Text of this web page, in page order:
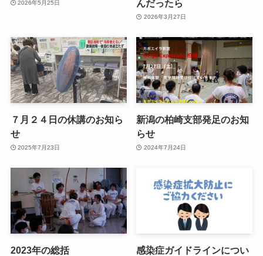
2026年5月25日 んだったら
2026年3月27日
７月２４日の休講のお知ら
せ
2025年7月23日
新潟の柏崎支部発足のお知
らせ
2024年7月24日
2023年の総括
感染症ガイドラインについ